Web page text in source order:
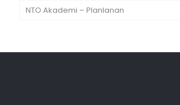
NTO Akademi – Planlanan